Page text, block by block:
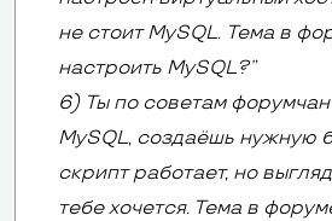
не стоит MySQL. Тема в
настроить MySQL?”
6) Ты по советам
MySQL, создаёшь нужную
скрипт работает, но
тебе хочется. Тема в